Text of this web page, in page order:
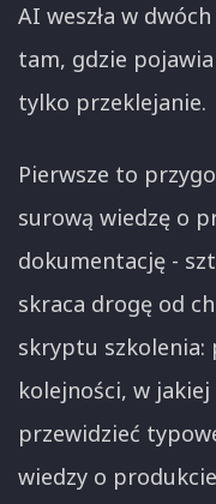
AI weszła w
tam, gdzie
tylko przeklejanie.
Pierwsze to
surową wiedzę o
dokumentację -
skraca drogę od
skryptu szkolenia:
kolejności, w
przewidzieć
wiedzy o